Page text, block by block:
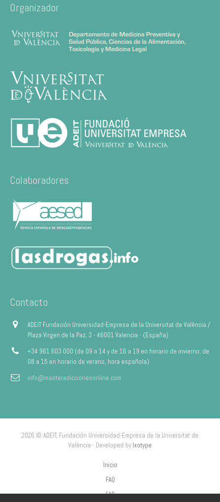
Organizador
Colaboradores
Contacto
ADEIT Fundación Universidad-Empresa de la Universitat de València /
Plaza Virgen de la Paz, 3 - 46001 Valencia - (España)
+34 961 603 000 (de 09 a 14 y de 16 a 19 en horario de invierno; de
08 a 15 en horario de verano, hora española)
info@masteradiccionesonline.com
2026 © ADEIT, Fundación Universidad-Empresa de la Universitat de
València - Developed by Ixotype
Inicio
FAQ
FAP